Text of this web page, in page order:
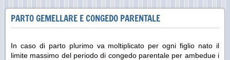
PARTO GEMELLARE E CONGEDO PARENTALE
In caso di parto plurimo va moltiplicato per ogni figlio nato il
limite massimo del periodo di congedo parentale per ambedue i